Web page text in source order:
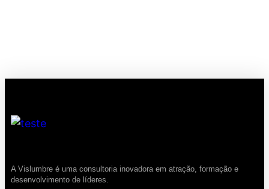
A Vislumbre é uma consultoria inovadora em atração, formação e
desenvolvimento de líderes.